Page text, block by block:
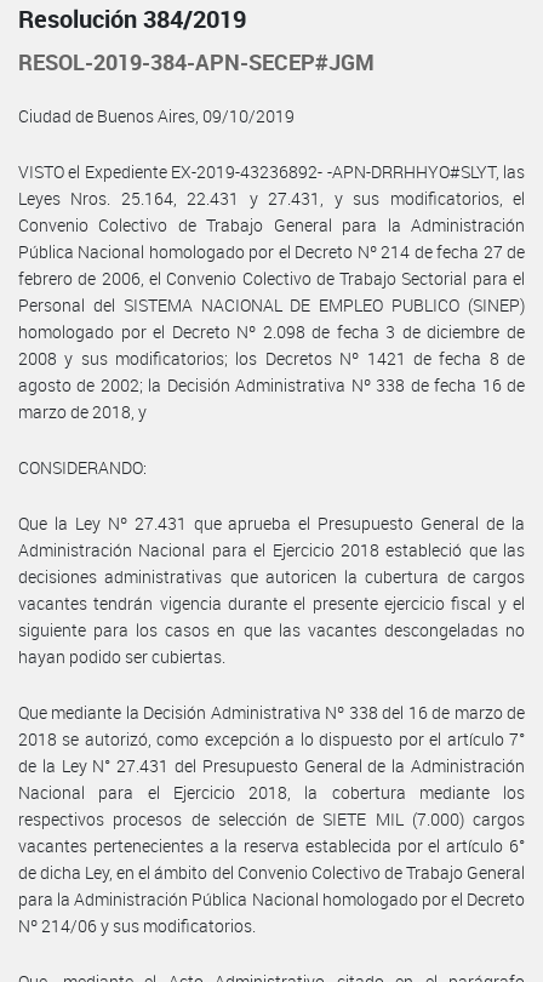
Resolución 384/2019
RESOL-2019-384-APN-SECEP#JGM
Ciudad de Buenos Aires, 09/10/2019
VISTO el Expediente EX-2019-43236892- -APN-DRRHHYO#SLYT, las
Leyes Nros. 25.164, 22.431 y 27.431, y sus modificatorios, el
Convenio Colectivo de Trabajo General para la Administración
Pública Nacional homologado por el Decreto Nº 214 de fecha 27 de
febrero de 2006, el Convenio Colectivo de Trabajo Sectorial para el
Personal del SISTEMA NACIONAL DE EMPLEO PUBLICO (SINEP)
homologado por el Decreto Nº 2.098 de fecha 3 de diciembre de
2008 y sus modificatorios; los Decretos Nº 1421 de fecha 8 de
agosto de 2002; la Decisión Administrativa Nº 338 de fecha 16 de
marzo de 2018, y
CONSIDERANDO:
Que la Ley Nº 27.431 que aprueba el Presupuesto General de la
Administración Nacional para el Ejercicio 2018 estableció que las
decisiones administrativas que autoricen la cubertura de cargos
vacantes tendrán vigencia durante el presente ejercicio fiscal y el
siguiente para los casos en que las vacantes descongeladas no
hayan podido ser cubiertas.
Que mediante la Decisión Administrativa Nº 338 del 16 de marzo de
2018 se autorizó, como excepción a lo dispuesto por el artículo 7°
de la Ley N° 27.431 del Presupuesto General de la Administración
Nacional para el Ejercicio 2018, la cobertura mediante los
respectivos procesos de selección de SIETE MIL (7.000) cargos
vacantes pertenecientes a la reserva establecida por el artículo 6°
de dicha Ley, en el ámbito del Convenio Colectivo de Trabajo General
para la Administración Pública Nacional homologado por el Decreto
Nº 214/06 y sus modificatorios.